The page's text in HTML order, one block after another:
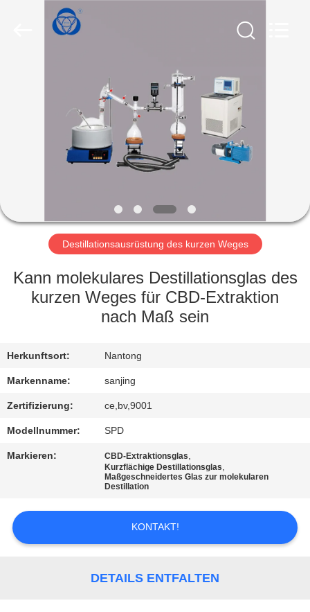
PRODUKTE
FABRIK-
AUSFLUG
QUALITÄTSKONTROLLE
SIE
MIT
UNS
IN
VERBINDUNG
NACHRICHTEN
FORDERN
Destillationsausrüstung des kurzen Weges
Kann molekulares Destillationsglas des
kurzen Weges für CBD-Extraktion
nach Maß sein
Herkunftsort: Nantong
Markenname: sanjing
Zertifizierung: ce,bv,9001
Modellnummer: SPD
Markieren: CBD-Extraktionsglas,
Kurzflächige Destillationsglas,
Maßgeschneidertes Glas zur molekularen
Destillation
KONTAKT!
DETAILS ENTFALTEN